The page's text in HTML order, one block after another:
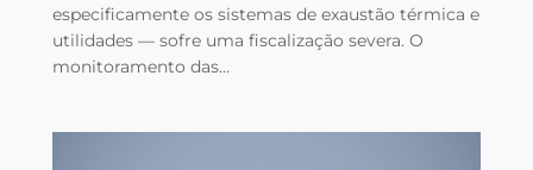
especificamente os sistemas de exaustão térmica e
utilidades — sofre uma fiscalização severa. O
monitoramento das…